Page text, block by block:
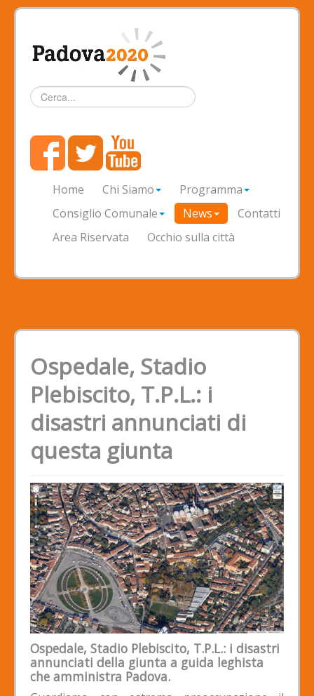
Cerca...
Home Chi Siamo
Programma
Consiglio Comunale
News
Contatti
Area Riservata
Occhio sulla città
Ospedale, Stadio
Plebiscito, T.P.L.: i
disastri annunciati di
questa giunta
Ospedale, Stadio Plebiscito, T.P.L.: i disastri
annunciati della giunta a guida leghista
che amministra Padova.